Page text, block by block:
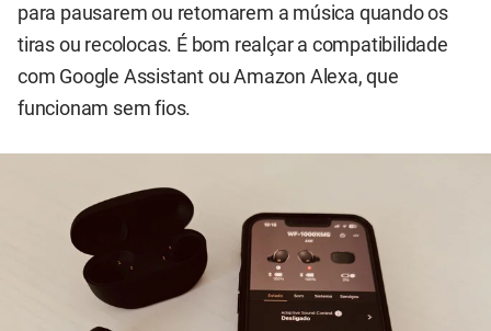
para pausarem ou retomarem a música quando os
tiras ou recolocas. É bom realçar a compatibilidade
com Google Assistant ou Amazon Alexa, que
funcionam sem fios.